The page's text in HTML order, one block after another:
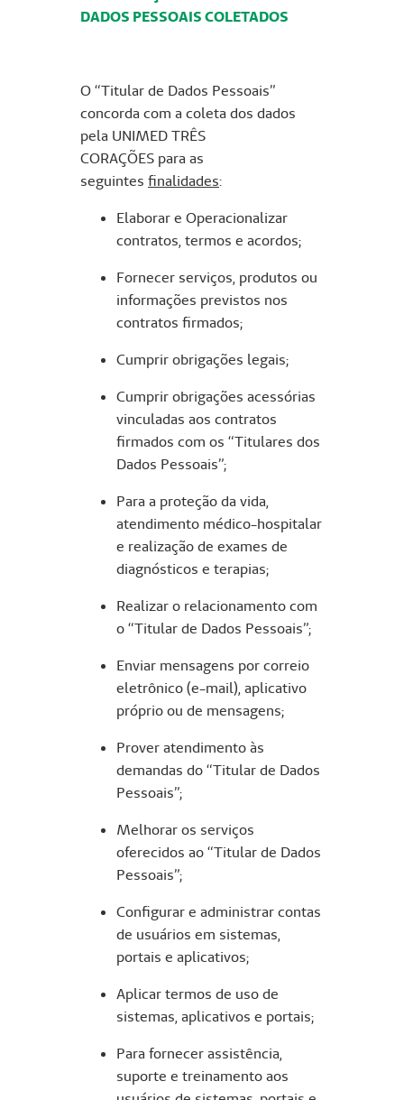
DADOS PESSOAIS COLETADOS
O “Titular de Dados Pessoais”
concorda com a coleta dos dados
pela UNIMED TRÊS
CORAÇÕES para as
seguintes finalidades:
Elaborar e Operacionalizar
contratos, termos e acordos;
Fornecer serviços, produtos ou
informações previstos nos
contratos firmados;
Cumprir obrigações legais;
Cumprir obrigações acessórias
vinculadas aos contratos
firmados com os “Titulares dos
Dados Pessoais”;
Para a proteção da vida,
atendimento médico-hospitalar
e realização de exames de
diagnósticos e terapias;
Realizar o relacionamento com
o “Titular de Dados Pessoais”;
Enviar mensagens por correio
eletrônico (e-mail), aplicativo
próprio ou de mensagens;
Prover atendimento às
demandas do “Titular de Dados
Pessoais”;
Melhorar os serviços
oferecidos ao “Titular de Dados
Pessoais”;
Configurar e administrar contas
de usuários em sistemas,
portais e aplicativos;
Aplicar termos de uso de
sistemas, aplicativos e portais;
Para fornecer assistência,
suporte e treinamento aos